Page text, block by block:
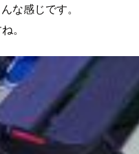
な感じです。
。